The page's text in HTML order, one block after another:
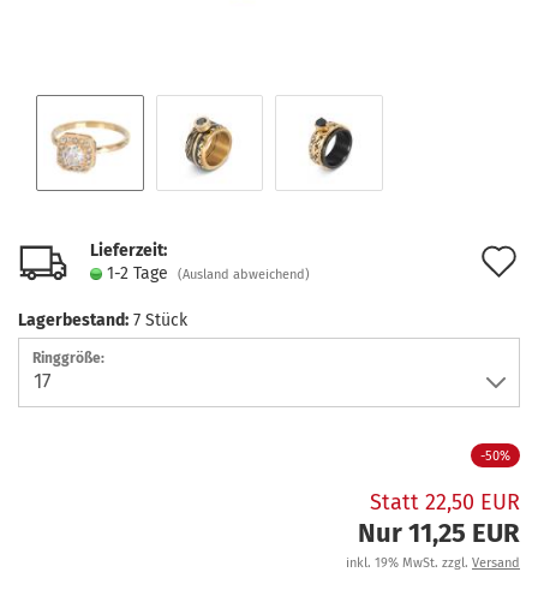
Lieferzeit:
1-2 Tage
(Ausland abweichend)
Lagerbestand: 7 Stück
Ringgröße:
-50%
Statt 22,50 EUR
Nur 11,25 EUR
inkl. 19% MwSt. zzgl. Versand